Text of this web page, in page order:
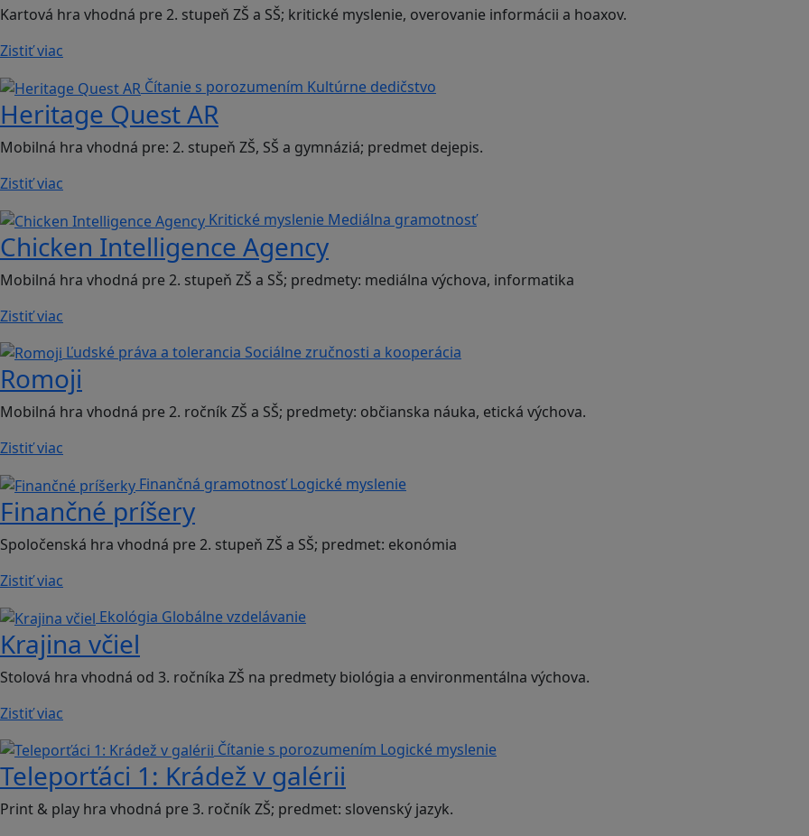
Kartová hra vhodná pre 2. stupeň ZŠ a SŠ; kritické myslenie, overovanie informácii a hoaxov.
Zistiť viac
Čítanie s porozumením Kultúrne dedičstvo
Heritage Quest AR
Mobilná hra vhodná pre: 2. stupeň ZŠ, SŠ a gymnáziá; predmet dejepis.
Zistiť viac
Kritické myslenie Mediálna gramotnosť
Chicken Intelligence Agency
Mobilná hra vhodná pre 2. stupeň ZŠ a SŠ; predmety: mediálna výchova, informatika
Zistiť viac
Ľudské práva a tolerancia Sociálne zručnosti a kooperácia
Romoji
Mobilná hra vhodná pre 2. ročník ZŠ a SŠ; predmety: občianska náuka, etická výchova.
Zistiť viac
Finančná gramotnosťLogické myslenie
Finančné príšery
Spoločenská hra vhodná pre 2. stupeň ZŠ a SŠ; predmet: ekonómia
Zistiť viac
Ekológia Globálne vzdelávanie
Krajina včiel
Stolová hra vhodná od 3. ročníka ZŠ na predmety biológia a environmentálna výchova.
Zistiť viac
Čítanie s porozumením Logické myslenie
Teleporťáci 1: Krádež v galérii
Print & play hra vhodná pre 3. ročník ZŠ; predmet: slovenský jazyk.